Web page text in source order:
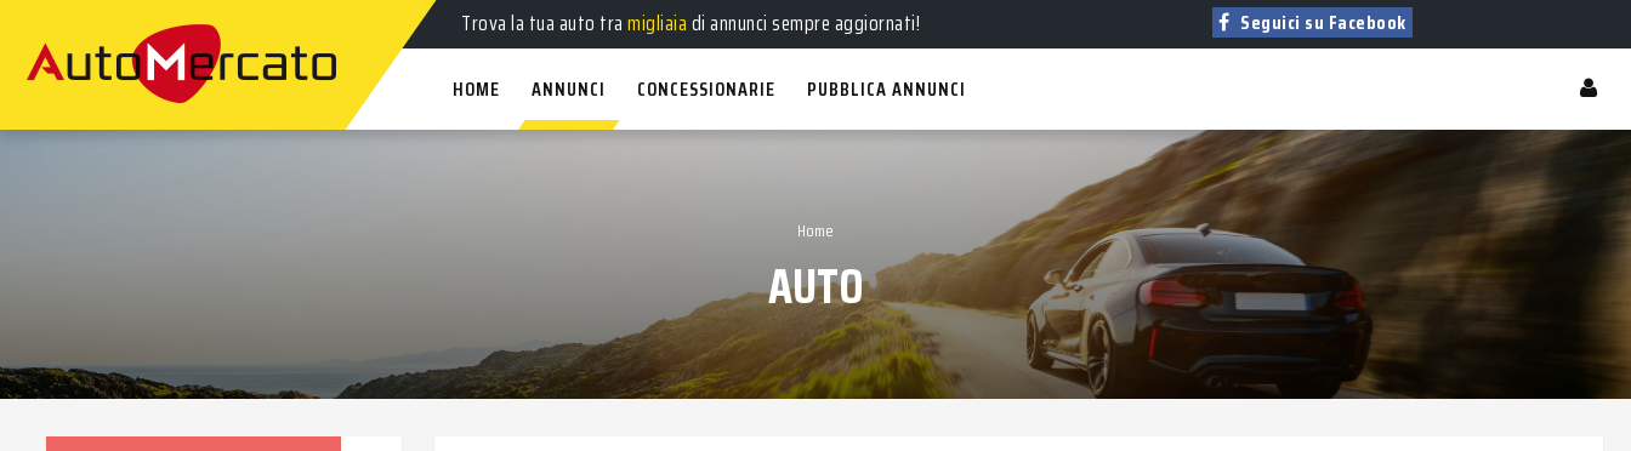
Trova la tua auto tramigliaiadi annunci sempre aggiornati! Seguici su Facebook
HOME ANNUNCI CONCESSIONARIE PUBBLICA ANNUNCI
Home
AUTO